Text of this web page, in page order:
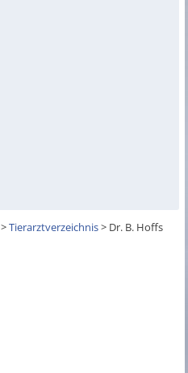
>Tierarztverzeichnis> Dr. B. Hoffs